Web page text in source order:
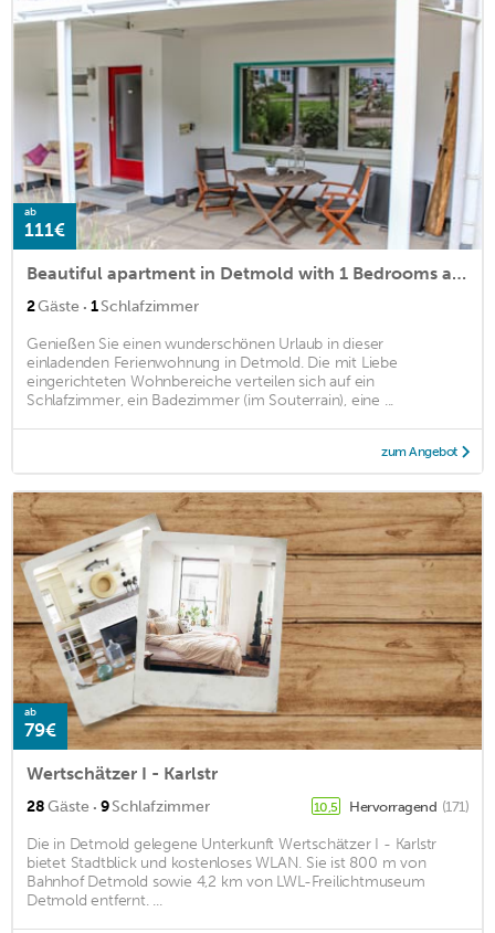
ab
111€
Beautiful apartment in Detmold with 1 Bedrooms and WiFi
2Gäste · 1Schlafzimmer
Genießen Sie einen wunderschönen Urlaub in dieser
einladenden Ferienwohnung in Detmold. Die mit Liebe
eingerichteten Wohnbereiche verteilen sich auf ein
Schlafzimmer, ein Badezimmer (im Souterrain), eine ...
zum Angebot
ab
79€
Wertschätzer I - Karlstr
28Gäste · 9Schlafzimmer 10,5 Hervorragend (171)
Die in Detmold gelegene Unterkunft Wertschätzer I - Karlstr
bietet Stadtblick und kostenloses WLAN. Sie ist 800 m von
Bahnhof Detmold sowie 4,2 km von LWL-Freilichtmuseum
Detmold entfernt. ...